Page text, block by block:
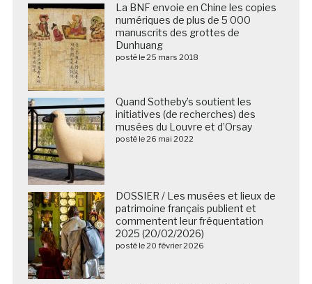
La BNF envoie en Chine les copies
numériques de plus de 5 000
manuscrits des grottes de
Dunhuang
posté le 25 mars 2018
Quand Sotheby’s soutient les
initiatives (de recherches) des
musées du Louvre et d’Orsay
posté le 26 mai 2022
DOSSIER / Les musées et lieux de
patrimoine français publient et
commentent leur fréquentation
2025 (20/02/2026)
posté le 20 février 2026